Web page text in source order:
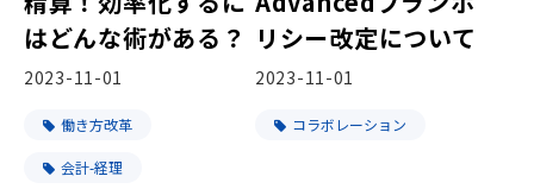
はどんな術がある？
2023-11-01
働き方改革
会計-経理
リシー改定について
2023-11-01
コラボレーション